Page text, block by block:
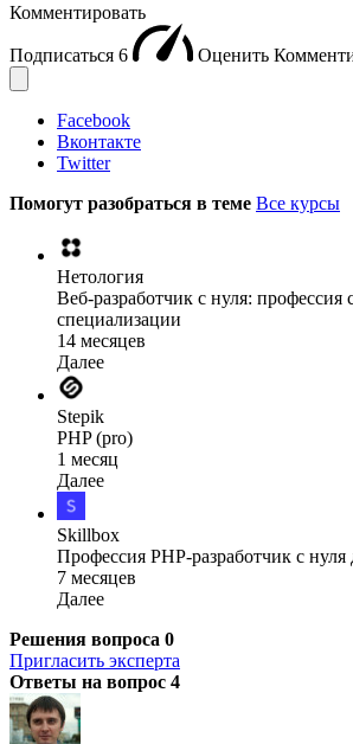
Комментировать
Подписаться 6 Оценить
Facebook
Вконтакте
Twitter
Помогут разобраться в теме Все курсы
Нетология
Веб-разработчик с нуля: профессия
специализации
14 месяцев
Далее
Stepik
PHP (pro)
1 месяц
Далее
Skillbox
Профессия PHP-разработчик с нуля
7 месяцев
Далее
Решения вопроса 0
Пригласить эксперта
Ответы на вопрос 4